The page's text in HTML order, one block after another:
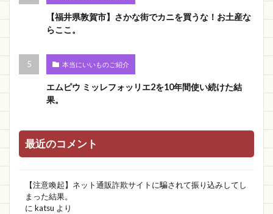
【福井県敦賀市】さかな街でカニを買うな！お土産な
らここ。
本当にいいものご紹介
エムピウ ミッレフォッリエ2を10年間使い続けた結
果。
最近のコメント
【注意喚起】ネット通販詐欺サイトに騙されて振り込みしてし
まった結果。
に katsu より